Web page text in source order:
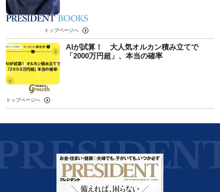
トップページへ
AIが試算！ 大人気オルカン積み立てで
「2000万円超」、本当の確率
トップページへ